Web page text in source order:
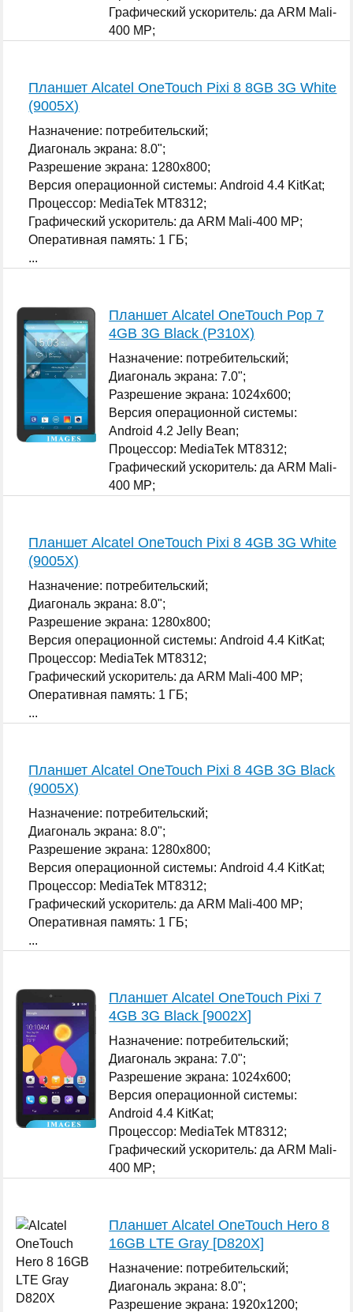
Графический ускоритель: да ARM Mali-
400 MP;
Планшет Alcatel OneTouch Pixi 8 8GB 3G White
(9005X)
Назначение: потребительский;
Диагональ экрана: 8.0";
Разрешение экрана: 1280x800;
Версия операционной системы: Android 4.4 KitKat;
Процессор: MediaTek MT8312;
Графический ускоритель: да ARM Mali-400 MP;
Оперативная память: 1 ГБ;
...
Планшет Alcatel OneTouch Pop 7
4GB 3G Black (P310X)
Назначение: потребительский;
Диагональ экрана: 7.0";
Разрешение экрана: 1024x600;
Версия операционной системы:
Android 4.2 Jelly Bean;
Процессор: MediaTek MT8312;
Графический ускоритель: да ARM Mali-
400 MP;
Планшет Alcatel OneTouch Pixi 8 4GB 3G White
(9005X)
Назначение: потребительский;
Диагональ экрана: 8.0";
Разрешение экрана: 1280x800;
Версия операционной системы: Android 4.4 KitKat;
Процессор: MediaTek MT8312;
Графический ускоритель: да ARM Mali-400 MP;
Оперативная память: 1 ГБ;
...
Планшет Alcatel OneTouch Pixi 8 4GB 3G Black
(9005X)
Назначение: потребительский;
Диагональ экрана: 8.0";
Разрешение экрана: 1280x800;
Версия операционной системы: Android 4.4 KitKat;
Процессор: MediaTek MT8312;
Графический ускоритель: да ARM Mali-400 MP;
Оперативная память: 1 ГБ;
...
Планшет Alcatel OneTouch Pixi 7
4GB 3G Black [9002X]
Назначение: потребительский;
Диагональ экрана: 7.0";
Разрешение экрана: 1024x600;
Версия операционной системы:
Android 4.4 KitKat;
Процессор: MediaTek MT8312;
Графический ускоритель: да ARM Mali-
400 MP;
Планшет Alcatel OneTouch Hero 8
16GB LTE Gray [D820X]
Назначение: потребительский;
Диагональ экрана: 8.0";
Разрешение экрана: 1920x1200;